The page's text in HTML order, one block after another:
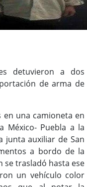
detuvieron a dos
de arma de
una camioneta en
México- Puebla a la
junta auxiliar de San
a bordo de la
se trasladó hasta ese
un vehículo color